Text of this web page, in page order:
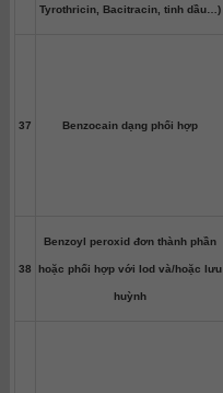
Tyrothricin, Bacitracin, tinh dầu…)
37 Benzocain dạng phối hợp
38
Benzoyl peroxid đơn thành phần
hoặc phối hợp với Iod và/hoặc lưu
huỳnh